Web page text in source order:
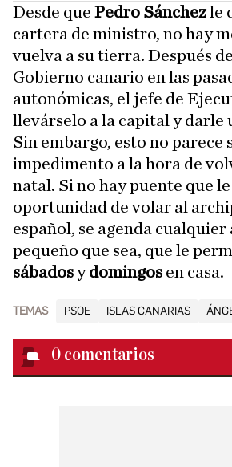
Desde que Pedro Sánchezle
cartera de ministro, no hay
vuelva a su tierra. Después
Gobierno canario en las
autonómicas, el jefe de
llevárselo a la capital y darle
Sin embargo, esto no parece
impedimento a la hora de
natal. Si no hay puente que le
oportunidad de volar al
español, se agenda cualquier
pequeño que sea, que le
sábadosydomingos en casa.
TEMAS PSOE ISLAS CANARIAS
0 comentarios